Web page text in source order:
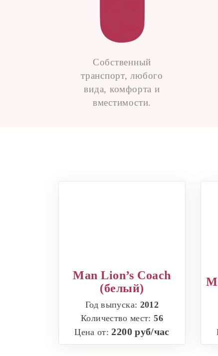
Собственный
транспорт, любого
вида, комфорта и
вместимости.
Man Lion’s Coach
(белый)
Год выпуска: 2012
Количество мест:56
Цена от:2200 руб/час